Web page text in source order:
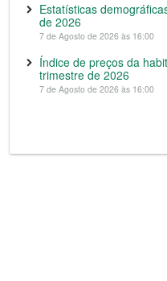
Estatísticas
de 2026
7 de Agosto de 2026 às 16:00
Índice de preços da
trimestre de 2026
7 de Agosto de 2026 às 16:00